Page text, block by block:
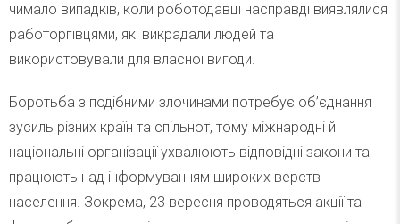
чимало випадків, коли роботодавці насправді виявлялися
работоргівцями, які викрадали людей та
використовували для власної вигоди.
Боротьба з подібними злочинами потребує об’єднання
зусиль різних країн та спільнот, тому міжнародні й
національні організації ухвалюють відповідні закони та
працюють над інформуванням широких верств
населення. Зокрема, 23 вересня проводяться акції та